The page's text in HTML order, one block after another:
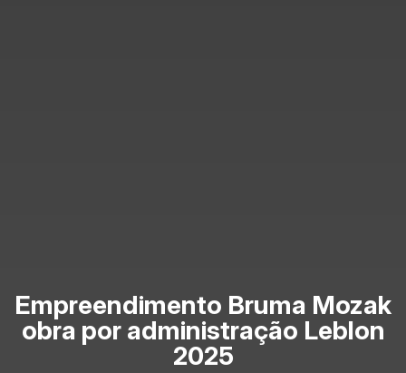
Empreendimento Bruma Mozak
obra por administração Leblon
2025